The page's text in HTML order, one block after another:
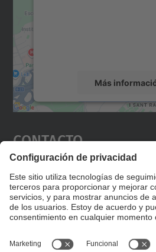
Más
Aceptar
powered by
Contacto
Editad en la página "Contacto
encontraréis en la raíz de
personalizados de contacto.
Formulario de contacto